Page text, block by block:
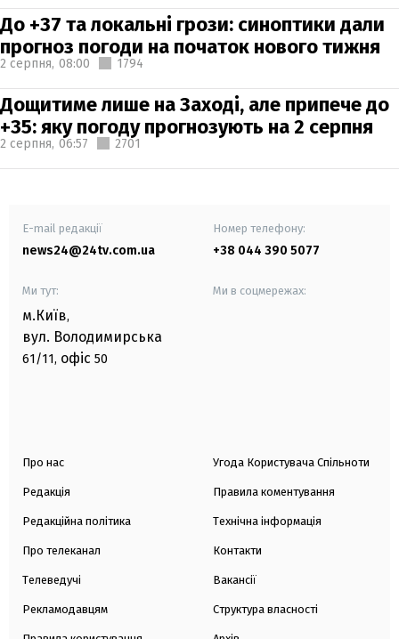
До +37 та локальні грози: синоптики дали
прогноз погоди на початок нового тижня
2 серпня, 08:00 1794
Дощитиме лише на Заході, але припече до
+35: яку погоду прогнозують на 2 серпня
2 серпня, 06:57 2701
E-mail редакції
news24@24tv.com.ua
Номер телефону:
+38 044 390 5077
Ми тут:
м.Київ,
вул. Володимирська
61/11, офіс 50
Ми в соцмережах:
Про нас
Редакція
Редакційна політика
Про телеканал
Телеведучі
Рекламодавцям
Угода Користувача Спільноти
Правила коментування
Технічна інформація
Контакти
Вакансії
Структура власності